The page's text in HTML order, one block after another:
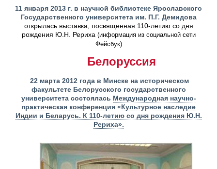
11 января 2013 г. в научной библиотеке Ярославского
Государственного университета им. П.Г. Демидова
открылась выставка, посвященная 110-летию со дня
рождения Ю.Н. Рериха (информация из социальной сети
Фейсбук)
Белоруссия
22 марта 2012 года в Минске на историческом
факультете Белорусского государственного
университета состоялась Международная научно-
практическая конференция «Культурное наследие
Индии и Беларусь. К 110-летию со дня рождения Ю.Н.
Рериха».